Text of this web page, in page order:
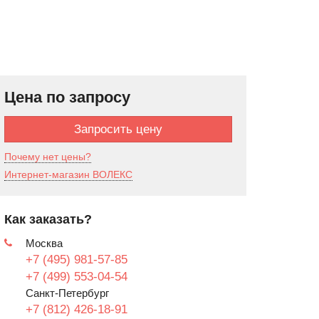
Цена по запросу
Запросить цену
Почему нет цены?
Интернет-магазин ВОЛЕКС
Как заказать?
Москва
+7 (495) 981-57-85
+7 (499) 553-04-54
Санкт-Петербург
+7 (812) 426-18-91